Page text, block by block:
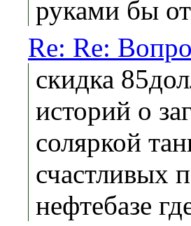
руками бы
Re: Re:
скидка
историй о
соляркой
счастливых
нефтебазе